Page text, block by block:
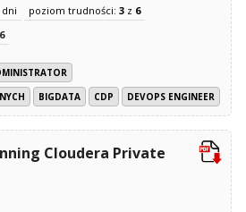
poziom trudności: 3z 6
BIGDATA CDP DEVOPS ENGINEER
Cloudera Private